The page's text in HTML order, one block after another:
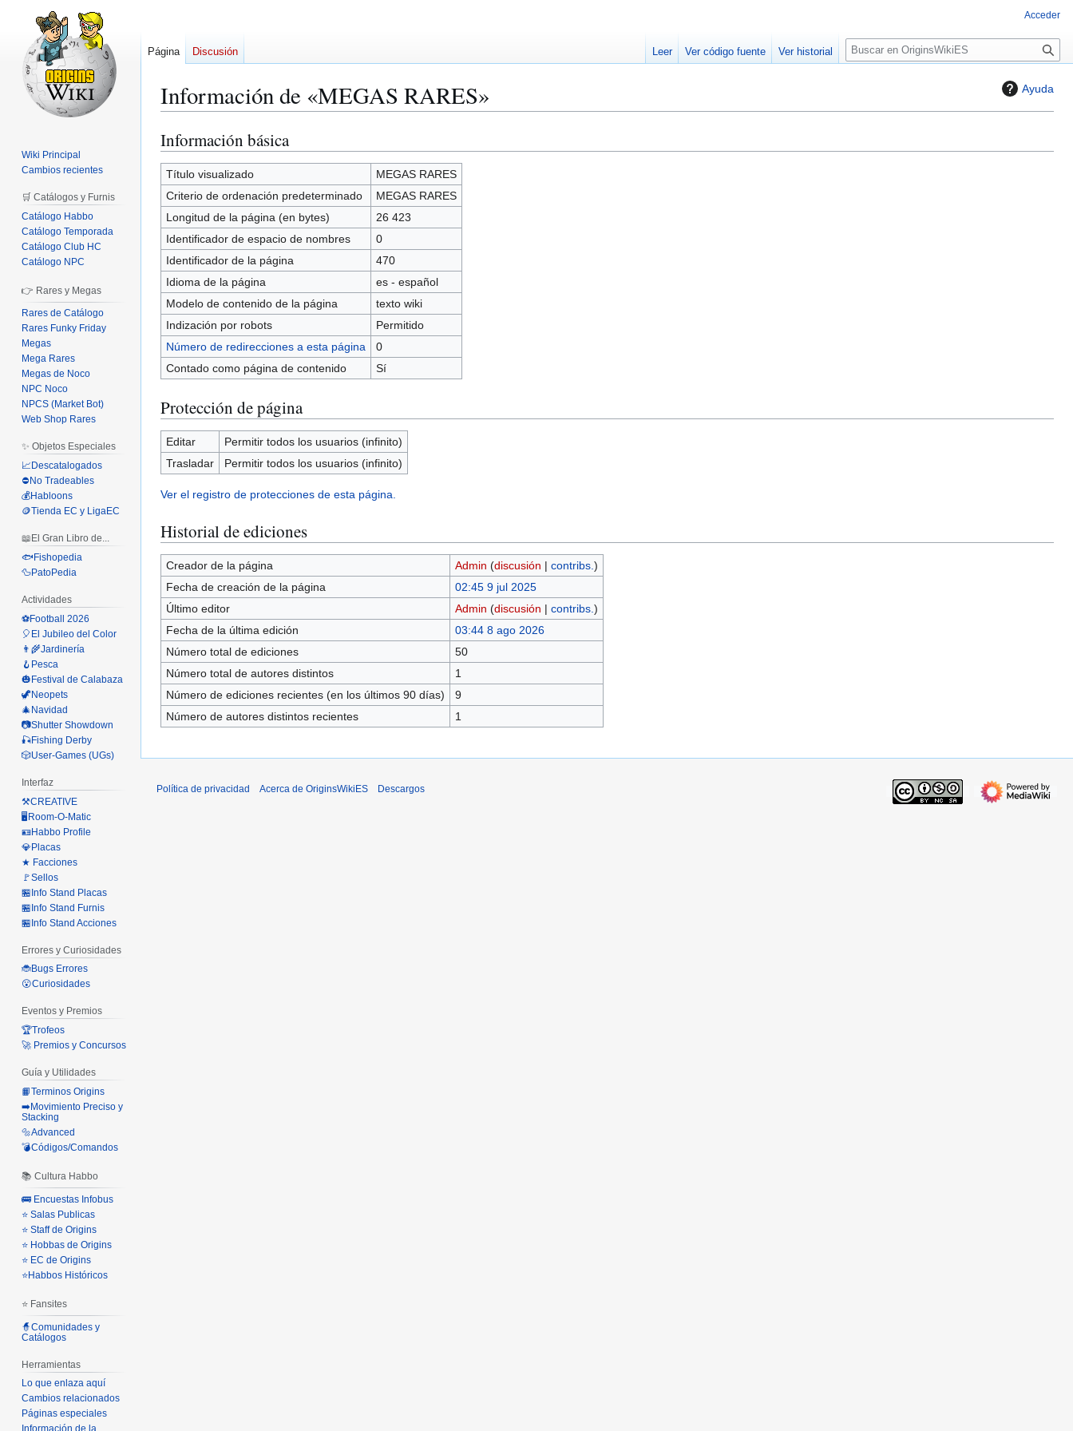
Ayuda
Información de «MEGAS RARES»
Ir
a
la
navegación
Ir
a
la
búsqueda
Información básica
Título visualizado
MEGAS RARES
Criterio de ordenación predeterminado
MEGAS RARES
Longitud de la página (en bytes)
26 423
Identificador de espacio de nombres
0
Identificador de la página
470
Idioma de la página
es - español
Modelo de contenido de la página
texto wiki
Indización por robots
Permitido
Número de redirecciones a esta página
0
Contado como página de contenido
Sí
Protección de página
Editar
Permitir todos los usuarios (infinito)
Trasladar
Permitir todos los usuarios (infinito)
Ver el registro de protecciones de esta página.
Historial de ediciones
Creador de la página Admin (discusión | contribs. )
Fecha de creación de la página
02:45 9 jul 2025
Último editor
Admin (discusión | contribs. )
Fecha de la última edición
03:44 8 ago 2026
Número total de ediciones
50
Número total de autores distintos
1
Número de ediciones recientes (en los últimos 90 días)
9
Número de autores distintos recientes
1
Acceder
Página Discusión Leer Ver código fuente Ver historial
B
u
a
Wiki Principal
Cambios recientes
🛒 Catálogos y Furnis
Catálogo Habbo
Catálogo Temporada
Catálogo Club HC
Catálogo NPC
👉 Rares y Megas
Rares de Catálogo
Rares Funky Friday
Megas
Mega Rares
Megas de Noco
NPC Noco
NPCS (Market Bot)
Web Shop Rares
✨ Objetos Especiales
📈Descatalogados
⛔No Tradeables
💰Habloons
🪙Tienda EC y LigaEC
📖El Gran Libro de...
🐟Fishopedia
🦆PatoPedia
Actividades
⚽Football 2026
🎈El Jubileo del Color
👨‍🌾Jardinería
🪝Pesca
🎃Festival de Calabaza
🦖Neopets
🎄Navidad
📷Shutter Showdown
🎣Fishing Derby
🎲User-Games (UGs)
Interfaz
⚒️CREATIVE
🖥️Room-O-Matic
🪪Habbo Profile
💎Placas
★ Facciones
🚩Sellos
🏪Info Stand Placas
🏪Info Stand Furnis
🏪Info Stand Acciones
Errores y Curiosidades
🐞Bugs Errores
😮Curiosidades
Eventos y Premios
🏆Trofeos
🚀 Premios y Concursos
Guía y Utilidades
📙Terminos Origins
➡️Movimiento Preciso y
Stacking
🔩Advanced
💣Códigos/Comandos
📚 Cultura Habbo
🚌 Encuestas Infobus
⭐ Salas Publicas
⭐ Staff de Origins
⭐ Hobbas de Origins
⭐ EC de Origins
⭐Habbos Históricos
⭐ Fansites
🧙Comunidades y
Catálogos
Herramientas
Lo que enlaza aquí
Cambios relacionados
Páginas especiales
Política de privacidad Acerca de OriginsWikiES Descargos